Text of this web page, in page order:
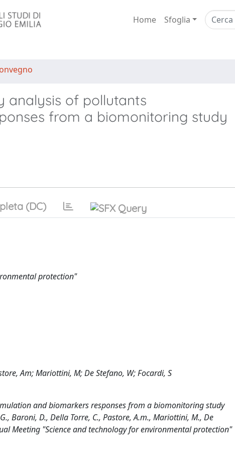
Home Sfoglia
analysis of pollutants
from a biomonitoring study
(DC)
protection"
Am; Mariottini, M; De Stefano, W; Focardi, S
and biomarkers responses from a biomonitoring study
Baroni, D., Della Torre, C., Pastore, A.m., Mariottini, M., De
Meeting "Science and technology for environmental protection"